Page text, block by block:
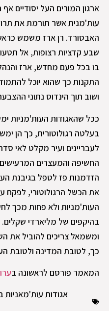
ארגון המורים העל יסודיים אף
עות'מנית אשר תורמת את
האבסורד. רן ארז משמש
שבע קדציות רצופות, אל
בו בכל פעם מחדש, ארז
התקנות כך שהוא יוכל
ושוב תוך הינדוס נתוני
ככל שהאגודות העות'מניות
בעלטה רגולוטורית, כך הן
לעבריינים ועיר מקלט לאי
החשיפה והמעצרים
הזדמנות פז לטפל בגיבנת
את הכשל הרגולוטורי, לפקח
העות'מניות ולא פחות מכך
בהיקפים של מליארדי שקלים.
ומשמאל צריכים להוביל את
כך, לטובת המדינה ולטובת
המאמר פורסם לראשונה ב
אגודות עות'מאניות